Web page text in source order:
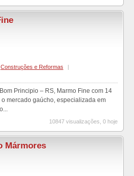
Construções e Reformas
|
Principio – RS, Marmo Fine com 14
mercado gaúcho, especializada em
10847 visualizações, 0 hoje
Mármores